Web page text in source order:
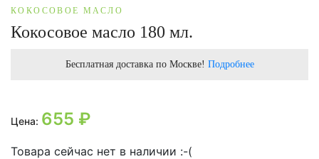
КОКОСОВОЕ МАСЛО
Кокосовое масло 180 мл.
Бесплатная доставка по Москве! Подробнее
Цена: 655 ₽
Товара сейчас нет в наличии :-(